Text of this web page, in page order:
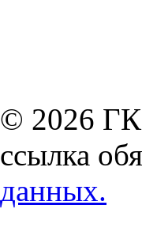
© 2026 ГК
ссылка
данных.